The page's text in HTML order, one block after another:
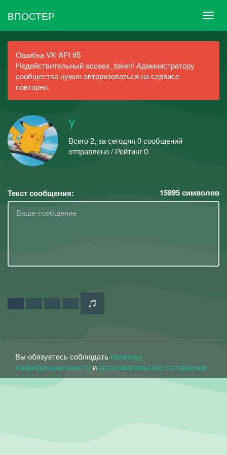
ВПОСТЕР
Ошибка VK API #5
Недействительный access_token! Администратору
сообщества нужно авторизоваться на сервисе
повторно.
y
Всего 2, за сегодня 0 сообщений
отправлено / Рейтинг 0
Текст сообщения: 15895символов
Вы обязуетесь соблюдать политику
конфиденциальности и пользовательское соглашение